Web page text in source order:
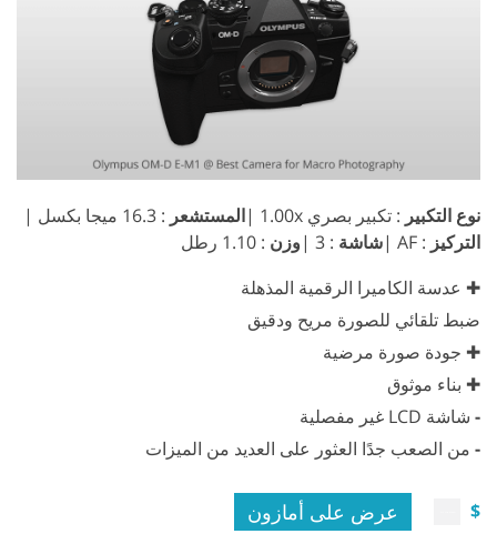
نوع التكبير : تكبير بصري 1.00x | المستشعر : 16.3 ميجا بكسل |
التركيز : AF | شاشة : 3 | وزن : 1.10 رطل
✚ عدسة الكاميرا الرقمية المذهلة
ضبط تلقائي للصورة مريح ودقيق
✚ جودة صورة مرضية
✚ بناء موثوق
- شاشة LCD غير مفصلية
- من الصعب جدًا العثور على العديد من الميزات
$ عرض على أمازون